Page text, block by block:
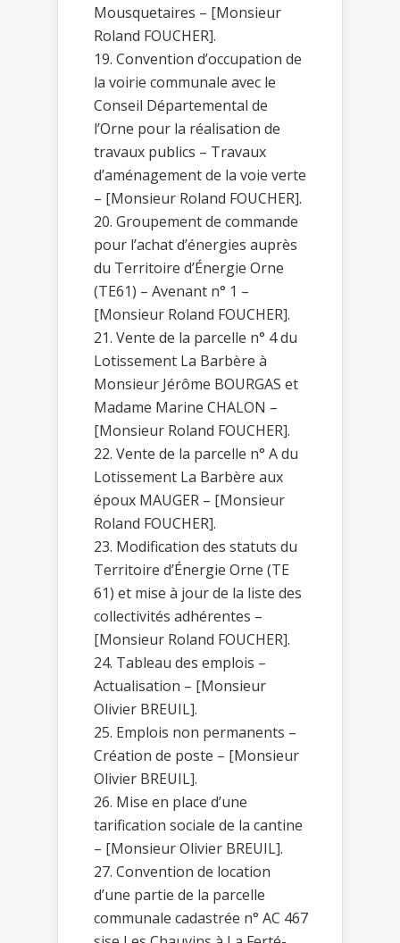
Mousquetaires – [Monsieur
Roland FOUCHER].
Convention d’occupation de
la voirie communale avec le
Conseil Départemental de
l’Orne pour la réalisation de
travaux publics – Travaux
d’aménagement de la voie verte
– [Monsieur Roland FOUCHER].
Groupement de commande
pour l’achat d’énergies auprès
du Territoire d’Énergie Orne
(TE61) – Avenant n° 1 –
[Monsieur Roland FOUCHER].
Vente de la parcelle n° 4 du
Lotissement La Barbère à
Monsieur Jérôme BOURGAS et
Madame Marine CHALON –
[Monsieur Roland FOUCHER].
Vente de la parcelle n° A du
Lotissement La Barbère aux
époux MAUGER – [Monsieur
Roland FOUCHER].
Modification des statuts du
Territoire d’Énergie Orne (TE
61) et mise à jour de la liste des
collectivités adhérentes –
[Monsieur Roland FOUCHER].
Tableau des emplois –
Actualisation – [Monsieur
Olivier BREUIL].
Emplois non permanents –
Création de poste – [Monsieur
Olivier BREUIL].
Mise en place d’une
tarification sociale de la cantine
– [Monsieur Olivier BREUIL].
Convention de location
d’une partie de la parcelle
communale cadastrée n° AC 467